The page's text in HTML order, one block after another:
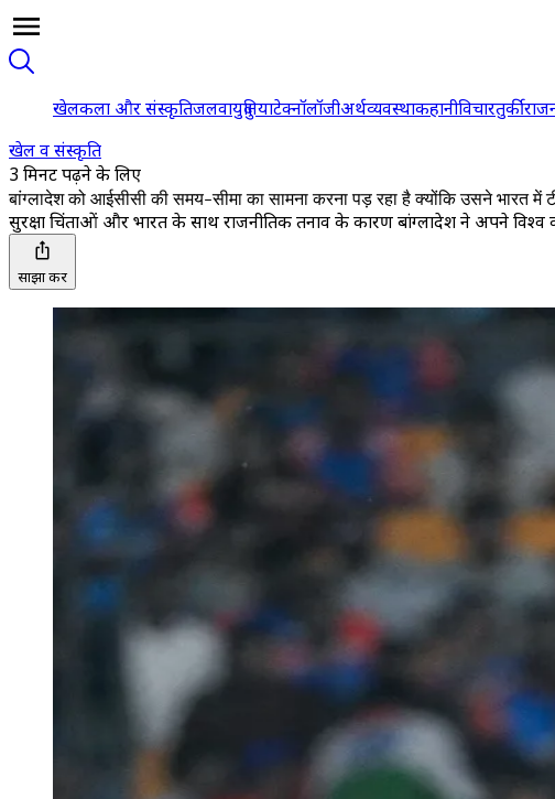
खेलकला और संस्कृतिजलवायुदुनियाटेक्नॉलॉजीअर्थव्यवस्थाकहानीविचारतुर्की
खेल व संस्कृति
3 मिनट पढ़ने के लिए
बांग्लादेश को आईसीसी की समय-सीमा का सामना करना पड़ रहा है क्योंकि उसने भारत
सुरक्षा चिंताओं और भारत के साथ राजनीतिक तनाव के कारण बांग्लादेश ने अपने विश्व
साझा करें